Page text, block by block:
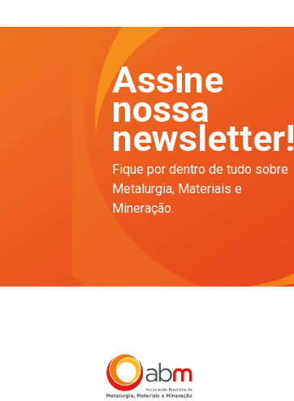
Assine
nossa
newsletter!
Fique por dentro de tudo sobre
Metalurgia, Materiais e
Mineração.